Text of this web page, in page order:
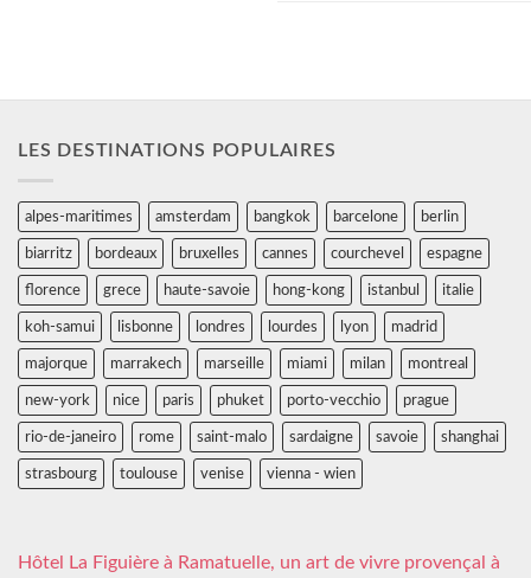
LES DESTINATIONS POPULAIRES
alpes-maritimes amsterdam bangkok barcelone berlin
biarritz bordeaux bruxelles cannes courchevel espagne
florence grece haute-savoie hong-kong istanbul italie
koh-samui lisbonne londres lourdes lyon madrid
majorque marrakech marseille miami milan montreal
new-york nice paris phuket porto-vecchio prague
rio-de-janeiro rome saint-malo sardaigne savoie shanghai
strasbourg toulouse venise vienna - wien
Hôtel La Figuière à Ramatuelle, un art de vivre provençal à